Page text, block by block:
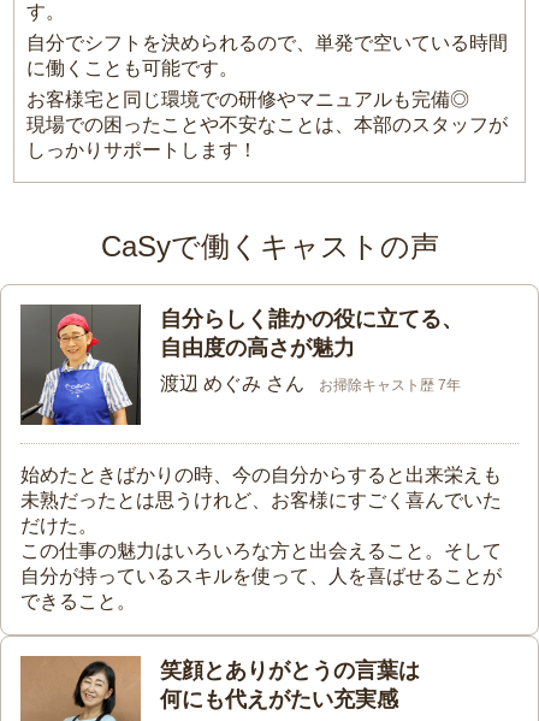
す。
自分でシフトを決められるので、単発で空いている時間
に働くことも可能です。
お客様宅と同じ環境での研修やマニュアルも完備◎
現場での困ったことや不安なことは、本部のスタッフが
しっかりサポートします！
CaSyで働くキャストの声
自分らしく誰かの役に立てる、
自由度の高さが魅力
渡辺 めぐみ さん お掃除キャスト歴 7年
始めたときばかりの時、今の自分からすると出来栄えも
未熟だったとは思うけれど、お客様にすごく喜んでいた
だけた。
この仕事の魅力はいろいろな方と出会えること。そして
自分が持っているスキルを使って、人を喜ばせることが
できること。
笑顔とありがとうの言葉は
何にも代えがたい充実感